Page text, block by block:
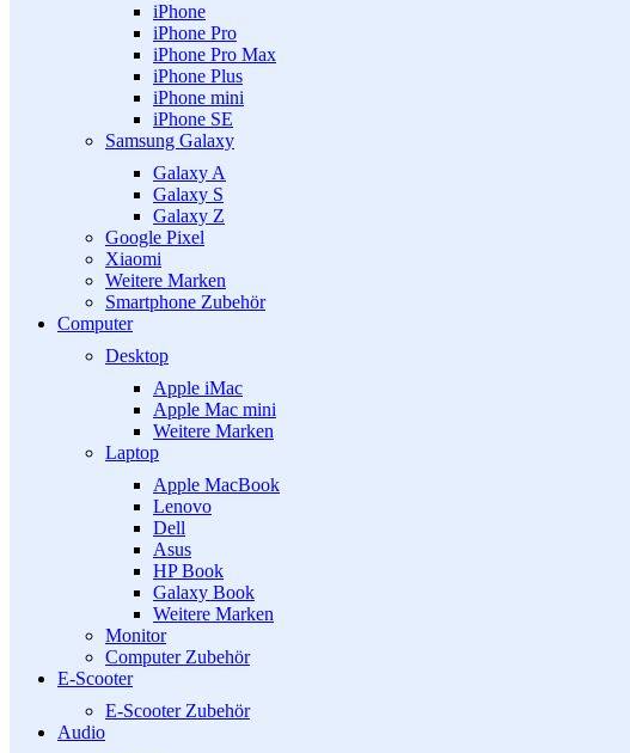
iPhone
iPhone Pro
iPhone Pro Max
iPhone Plus
iPhone mini
iPhone SE
Samsung Galaxy
Galaxy A
Galaxy S
Galaxy Z
Google Pixel
Xiaomi
Weitere Marken
Smartphone Zubehör
Computer
Desktop
Apple iMac
Apple Mac mini
Weitere Marken
Laptop
Apple MacBook
Lenovo
Dell
Asus
HP Book
Galaxy Book
Weitere Marken
Monitor
Computer Zubehör
E-Scooter
E-Scooter Zubehör
Audio